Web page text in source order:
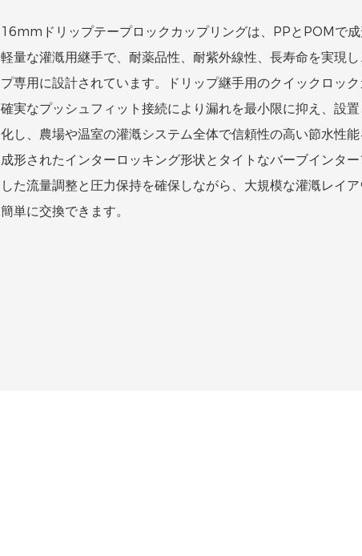
16mmドリップテープロックカップリングは、PPとPOMで
軽量な灌漑用継手で、耐薬品性、耐紫外線性、長寿命を実現
プ専用に設計されています。ドリップ継手用のクイックロック
確実なプッシュフィット接続により漏れを最小限に抑え、設
化し、農場や温室の灌漑システム全体で信頼性の高い節水性
成形されたインターロッキング形状とタイトなバーブインタ
した流量調整と圧力保持を確保しながら、大規模な灌漑レイ
簡単に交換できます。